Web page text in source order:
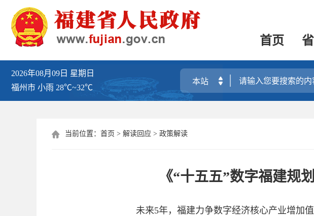
首页
2026年08月09日 星期日
福州市 小雨 28℃~32℃
 当前位置： 首页 > 解读回应 > 政策解读
《“十五五”数字福建规
未来5年，福建力争数字经济核心产业增加